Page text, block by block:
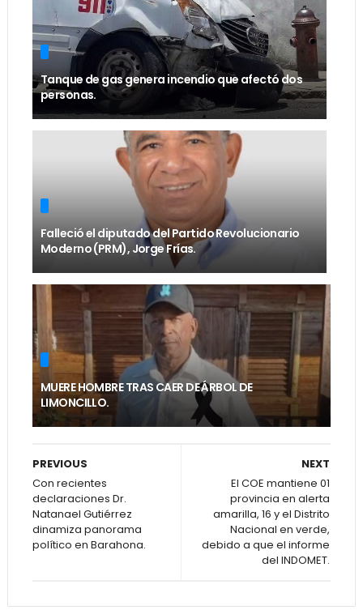
Tanque de gas genera incendio que afectó dos
personas.
Falleció el diputado del Partido Revolucionario
Moderno (PRM), Jorge Frías.
MUERE HOMBRE TRAS CAER DE ÁRBOL DE
LIMONCILLO.
NEXT
El COE mantiene 01
provincia en alerta
amarilla, 16 y el Distrito
Nacional en verde,
debido a que el informe
del INDOMET.
PREVIOUS
Con recientes
declaraciones Dr.
Natanael Gutiérrez
dinamiza panorama
político en Barahona.